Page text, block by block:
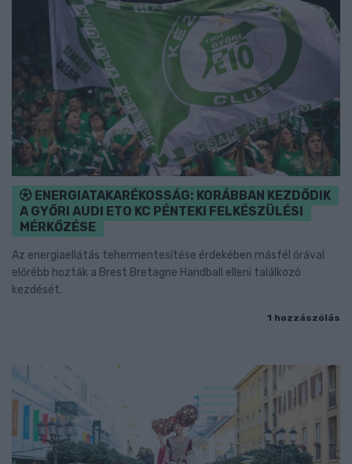
ENERGIATAKARÉKOSSÁG: KORÁBBAN KEZDŐDIK
A GYŐRI AUDI ETO KC PÉNTEKI FELKÉSZÜLÉSI
MÉRKŐZÉSE
Az energiaellátás tehermentesítése érdekében másfél órával
előrébb hozták a Brest Bretagne Handball elleni találkozó
kezdését.
1 hozzászólás